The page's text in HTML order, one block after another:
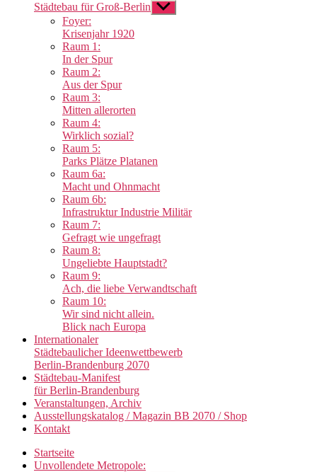
Städtebau für Groß-Berlin Untermenü
anzeigen
Foyer:
Krisenjahr 1920
Raum 1:
In der Spur
Raum 2:
Aus der Spur
Raum 3:
Mitten allerorten
Raum 4:
Wirklich sozial?
Raum 5:
Parks Plätze Platanen
Raum 6a:
Macht und Ohnmacht
Raum 6b:
Infrastruktur Industrie Militär
Raum 7:
Gefragt wie ungefragt
Raum 8:
Ungeliebte Hauptstadt?
Raum 9:
Ach, die liebe Verwandtschaft
Raum 10:
Wir sind nicht allein.
Blick nach Europa
Internationaler
Städtebaulicher Ideenwettbewerb
Berlin-Brandenburg 2070
Städtebau-Manifest
für Berlin-Brandenburg
Veranstaltungen, Archiv
Ausstellungskatalog / Magazin BB 2070 / Shop
Kontakt
Startseite
Unvollendete Metropole: